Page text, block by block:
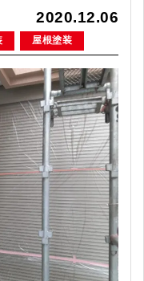
2020.12.06
屋根塗装